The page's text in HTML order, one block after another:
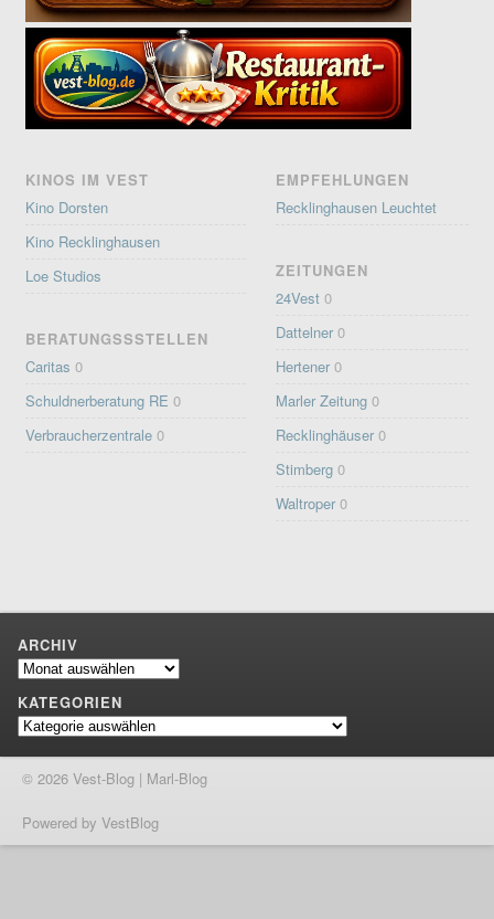
KINOS IM VEST
Kino Dorsten
Kino Recklinghausen
Loe Studios
BERATUNGSSSTELLEN
Caritas 0
Schuldnerberatung RE 0
Verbraucherzentrale 0
EMPFEHLUNGEN
Recklinghausen Leuchtet
ZEITUNGEN
24Vest 0
Dattelner 0
Hertener 0
Marler Zeitung 0
Recklinghäuser 0
Stimberg 0
Waltroper 0
ARCHIV
Archiv
KATEGORIEN
Kategorien
© 2026 Vest-Blog | Marl-Blog
Powered by VestBlog